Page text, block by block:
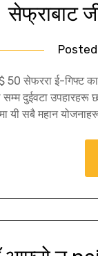
सेफ्राबाट
50 सेफररा ई-गिफ्ट
दुईवटा उपहारहरू
यी सबै महान